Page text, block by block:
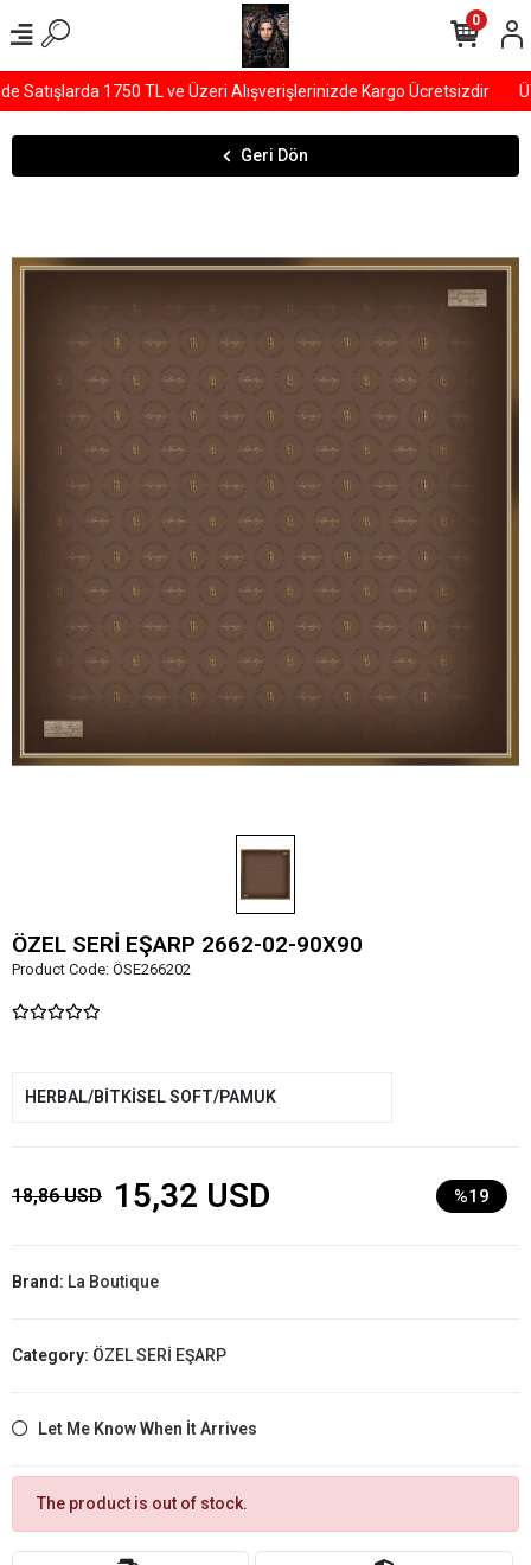
Satışlarda 1750 TL ve Üzeri Alışverişlerinizde Kargo Ücretsizdir
0
Geri Dön
ÖZEL SERİ EŞARP 2662-02-90X90
Product Code: ÖSE266202
HERBAL/BİTKİSEL SOFT/PAMUK
18,86 USD 15,32 USD %19
Brand: La Boutique
Category: ÖZEL SERİ EŞARP
Let Me Know When İt Arrives
The product is out of stock.